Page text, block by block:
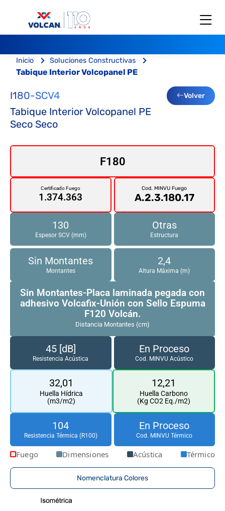
Inicio Soluciones Constructivas
Tabique Interior Volcopanel PE
I180-SCV4 Volver
Tabique Interior Volcopanel PE
Seco Seco
F180
Certificado Fuego
1.374.363
Cod. MINVU Fuego
A.2.3.180.17
130
Espesor SCV (mm)
Otras
Estructura
Sin Montantes
Montantes
2,4
Altura Máxima (m)
Sin Montantes-Placa laminada pegada con
adhesivo Volcafix-Unión con Sello Espuma
F120 Volcán.
Distancia Montantes (cm)
45 [dB]
Resistencia Acústica
En Proceso
Cod. MINVU Acústico
32,01
Huella Hídrica
(m3/m2)
12,21
Huella Carbono
(Kg CO2 Eq./m2)
104
Resistencia Térmica (R100)
En Proceso
Cod. MINVU Térmico
Fuego Dimensiones Acústica Térmico
Nomenclatura Colores